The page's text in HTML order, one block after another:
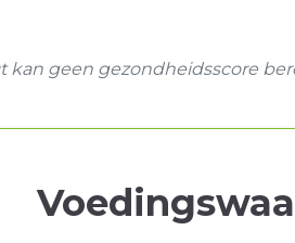
kan geen gezondheidsscore